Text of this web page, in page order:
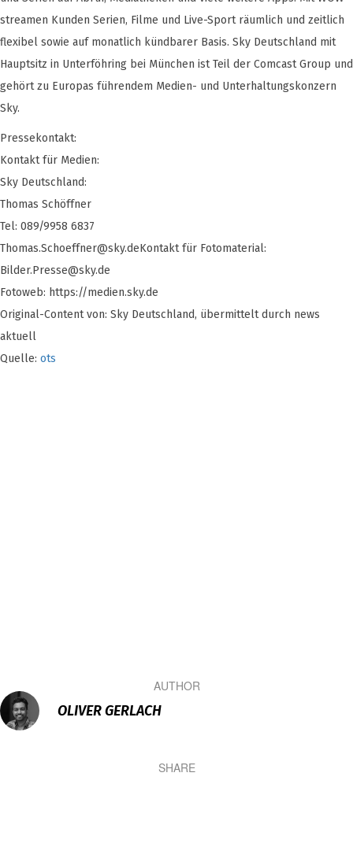
streamen Kunden Serien, Filme und Live-Sport räumlich und zeitlich
flexibel sowie auf monatlich kündbarer Basis. Sky Deutschland mit
Hauptsitz in Unterföhring bei München ist Teil der Comcast Group und
gehört zu Europas führendem Medien- und Unterhaltungskonzern
Sky.
Pressekontakt:
Kontakt für Medien:
Sky Deutschland:
Thomas Schöffner
Tel: 089/9958 6837
Thomas.Schoeffner@sky.deKontaktfür Fotomaterial:
Bilder.Presse@sky.de
Fotoweb: https://medien.sky.de
Original-Content von: Sky Deutschland, übermittelt durch news
aktuell
Quelle: ots
AUTHOR
OLIVER GERLACH
SHARE